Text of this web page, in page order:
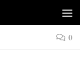
0